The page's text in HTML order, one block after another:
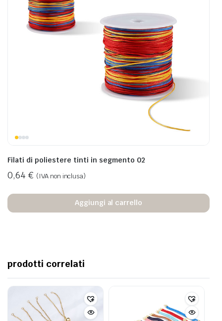
Filati di poliestere tinti in segmento 02
0,64 € (IVA non inclusa)
Aggiungi al carrello
prodotti correlati